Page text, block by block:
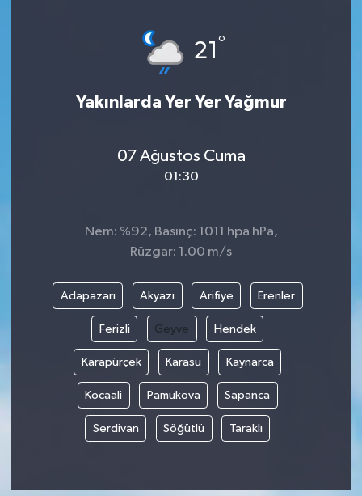
21 °
Yakınlarda Yer Yer Yağmur
07 Ağustos Cuma
01:30
Nem: %92, Basınç: 1011 hpa hPa,
Rüzgar: 1.00 m/s
Adapazarı Akyazı Arifiye Erenler
Ferizli Geyve Hendek
Karapürçek Karasu Kaynarca
Kocaali Pamukova Sapanca
Serdivan Söğütlü Taraklı
Yüksek İstişare Kurulu
Sanat